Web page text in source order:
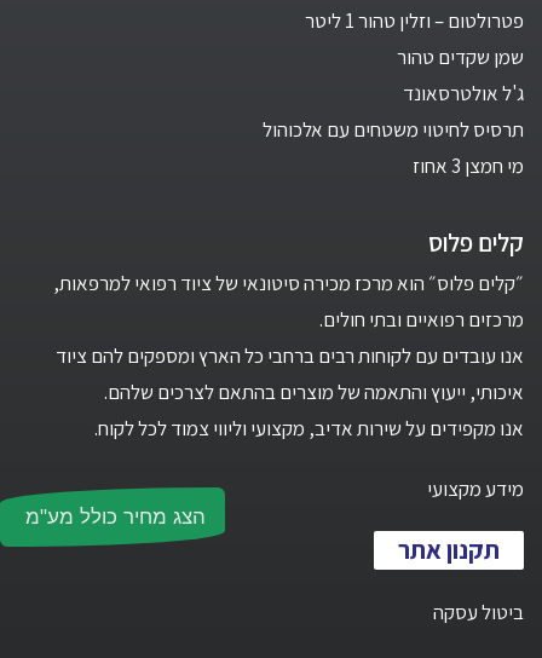
הצג מחיר כולל מע"מ
פטרולטום – וזלין טהור 1 ליטר
שמן שקדים טהור
ג'ל אולטרסאונד
תרסיס לחיטוי משטחים עם אלכוהול
מי חמצן 3 אחוז
קלים פלוס
״קלים פלוס״ הוא מרכז מכירה סיטונאי של ציוד רפואי למרפאות,
מרכזים רפואיים ובתי חולים.
אנו עובדים עם לקוחות רבים ברחבי כל הארץ ומספקים להם ציוד
איכותי, ייעוץ והתאמה של מוצרים בהתאם לצרכים שלהם.
אנו מקפידים על שירות אדיב, מקצועי וליווי צמוד לכל לקוח.
מידע מקצועי
תקנון אתר
ביטול עסקה